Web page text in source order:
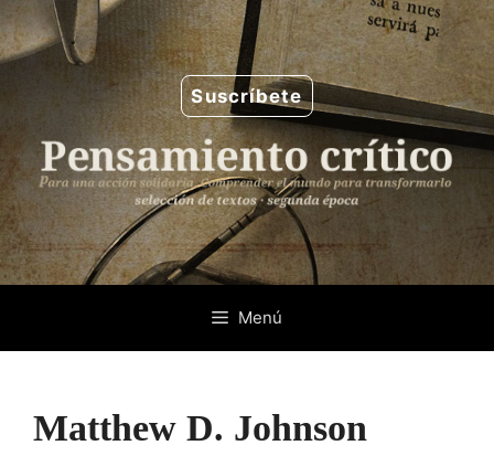
Saltar
al
contenido
Suscríbete
Menú
Matthew D. Johnson